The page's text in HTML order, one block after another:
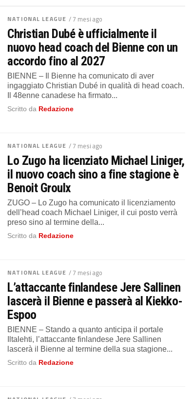
NATIONAL LEAGUE / 7 mesi ago
Christian Dubé è ufficialmente il
nuovo head coach del Bienne con un
accordo fino al 2027
BIENNE – Il Bienne ha comunicato di aver
ingaggiato Christian Dubé in qualità di head coach.
Il 48enne canadese ha firmato...
Scritto da Redazione
NATIONAL LEAGUE / 7 mesi ago
Lo Zugo ha licenziato Michael Liniger,
il nuovo coach sino a fine stagione è
Benoit Groulx
ZUGO – Lo Zugo ha comunicato il licenziamento
dell’head coach Michael Liniger, il cui posto verrà
preso sino al termine della...
Scritto da Redazione
NATIONAL LEAGUE / 7 mesi ago
L’attaccante finlandese Jere Sallinen
lascerà il Bienne e passerà al Kiekko-
Espoo
BIENNE – Stando a quanto anticipa il portale
Iltalehti, l’attaccante finlandese Jere Sallinen
lascerà il Bienne al termine della sua stagione...
Scritto da Redazione